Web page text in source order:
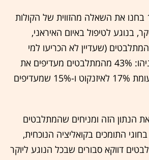
בסקר של חדשות 13 בחנו את השאלה מהזווית של הקולות
בנוגע לטיפול באיום האיראני,
(שעדיין לא הכריעו למי
יצביעו) עדיין עם נתניהו: 43% מהמתלבטים מעדיפים את
קואליציית נתניהו, לעומת 17% לאיזנקוט ו-15% שמעדיפים
הנתון הזה ומניחים שהמתלבטים
התומכים בקואליציה הנוכחית,
דווקא סבורים שבכל הנוגע ליוקר